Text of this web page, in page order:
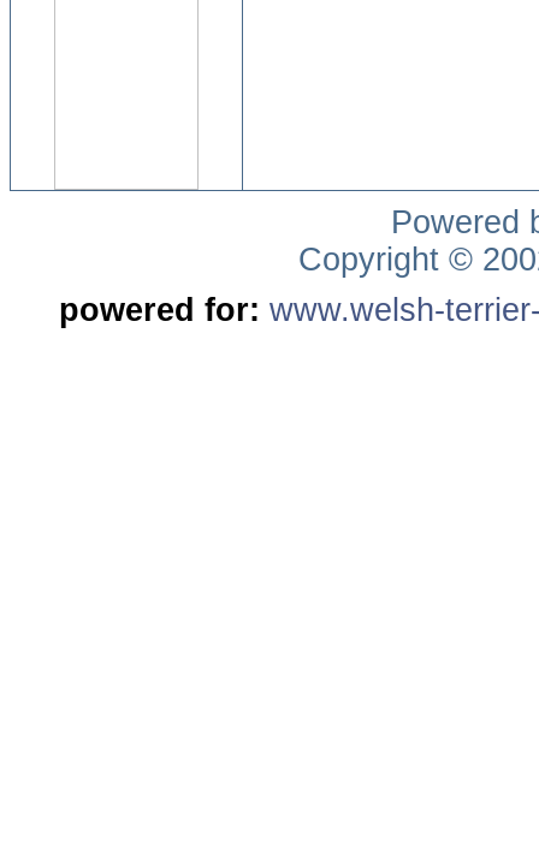
Powered
Copyright ©
powered for: www.welsh-